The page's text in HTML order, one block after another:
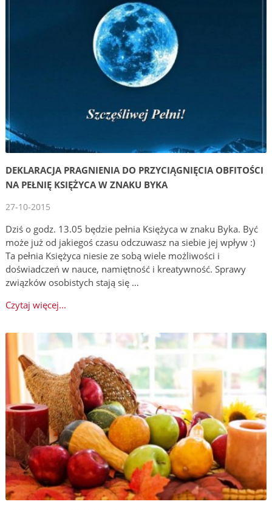
DEKLARACJA PRAGNIENIA DO PRZYCIĄGNIĘCIA OBFITOŚCI
NA PEŁNIĘ KSIĘŻYCA W ZNAKU BYKA
27-10-2015
Dziś o godz. 13.05 będzie pełnia Księżyca w znaku Byka. Być
może już od jakiegoś czasu odczuwasz na siebie jej wpływ :)
Ta pełnia Księżyca niesie ze sobą wiele możliwości i
doświadczeń w nauce, namiętność i kreatywność. Sprawy
związków osobistych stają się …
Czytaj więcej...